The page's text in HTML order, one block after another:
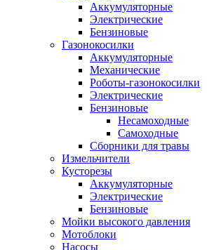
Аккумуляторные
Электрические
Бензиновые
Газонокосилки
Аккумуляторные
Механические
Роботы-газонокосилки
Электрические
Бензиновые
Несамоходные
Самоходные
Сборники для травы
Измельчители
Кусторезы
Аккумуляторные
Электрические
Бензиновые
Мойки высокого давления
Мотоблоки
Насосы